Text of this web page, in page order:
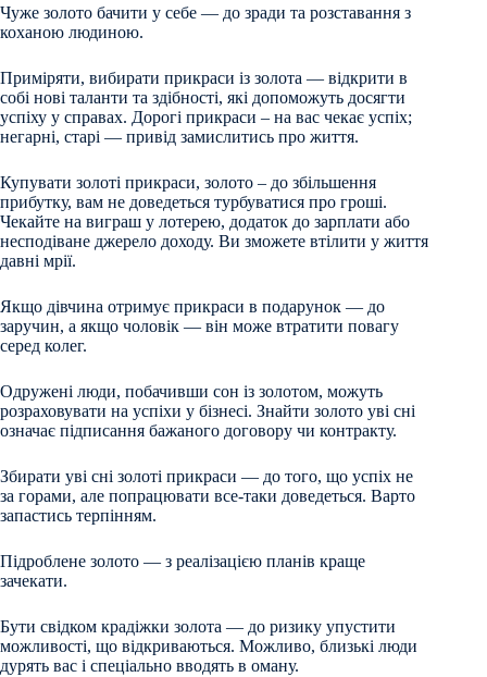
Чуже золото бачити у себе — до зради та розставання з
коханою людиною.
Приміряти, вибирати прикраси із золота — відкрити в
собі нові таланти та здібності, які допоможуть досягти
успіху у справах. Дорогі прикраси – на вас чекає успіх;
негарні, старі — привід замислитись про життя.
Купувати золоті прикраси, золото – до збільшення
прибутку, вам не доведеться турбуватися про гроші.
Чекайте на виграш у лотерею, додаток до зарплати або
несподіване джерело доходу. Ви зможете втілити у життя
давні мрії.
Якщо дівчина отримує прикраси в подарунок — до
заручин, а якщо чоловік — він може втратити повагу
серед колег.
Одружені люди, побачивши сон із золотом, можуть
розраховувати на успіхи у бізнесі. Знайти золото уві сні
означає підписання бажаного договору чи контракту.
Збирати уві сні золоті прикраси — до того, що успіх не
за горами, але попрацювати все-таки доведеться. Варто
запастись терпінням.
Підроблене золото — з реалізацією планів краще
зачекати.
Бути свідком крадіжки золота — до ризику упустити
можливості, що відкриваються. Можливо, близькі люди
дурять вас і спеціально вводять в оману.